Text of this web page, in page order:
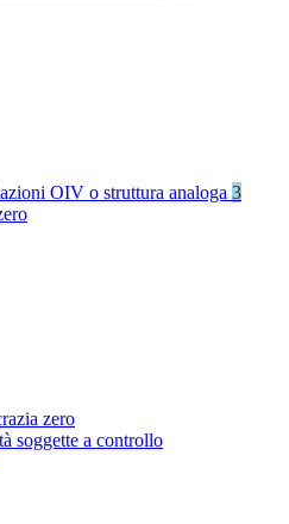
OIV o struttura analoga 3
zero
soggette a controllo